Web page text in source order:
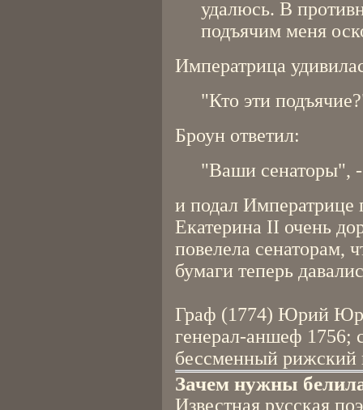
удалюсь. В
подъячим меня
Императрица
"Кто эти
Броун ответил:
"Ваши сенаторы", -
и подал Императрице
Екатерина II очень
повелела сенаторам,
бумаги теперь
Граф (1774) Юрий
генерал-аншеф 1756;
бессменный рижский
Зачем нужны
Известная русская